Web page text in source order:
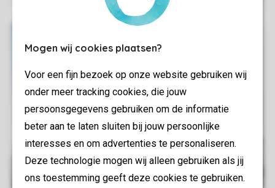
Mogen wij cookies plaatsen?
Voor een fijn bezoek op onze website gebruiken wij
onder meer tracking cookies, die jouw
persoonsgegevens gebruiken om de informatie
beter aan te laten sluiten bij jouw persoonlijke
interesses en om advertenties te personaliseren.
Deze technologie mogen wij alleen gebruiken als jij
ons toestemming geeft deze cookies te gebruiken.